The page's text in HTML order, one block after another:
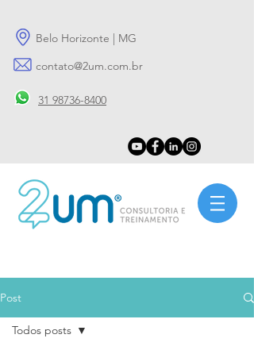
Belo Horizonte | MG
contato@2um.com.br
31 98736-8400
Post
Todos posts